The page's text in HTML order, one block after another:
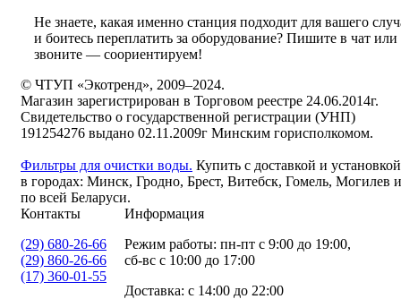
Не знаете, какая именно станция подходит для вашего
и боитесь переплатить за оборудование? Пишите в чат или
звоните — соориентируем!
© ЧТУП «Экотренд», 2009–2024.
Магазин зарегистрирован в Торговом реестре 24.06.2014г.
Свидетельство о государственной регистрации (УНП)
191254276 выдано 02.11.2009г Минским горисполкомом.
Фильтры для очистки воды. Купить с доставкой и установкой
в городах: Минск, Гродно, Брест, Витебск, Гомель, Могилев и
по всей Беларуси.
Контакты
(29) 680-26-66
(29) 860-26-66
(17) 360-01-55
Информация
Режим работы: пн-пт с 9:00 до 19:00,
сб-вс с 10:00 до 17:00
Доставка: с 14:00 до 22:00